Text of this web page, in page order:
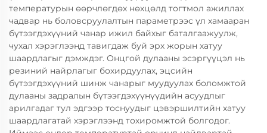
температурын өөрчлөгдөх нөхцөлд тогтмол ажиллах
чадвар нь боловсруулалтын параметрээс үл хамааран
бүтээгдэхүүний чанар ижил байхыг баталгаажуулж,
чухал хэрэглээнд тавигдаж буй эрх жорын хатуу
шаардлагыг дэмждэг. Онцгой дулааны эсэргүүцэл нь
резиний найрлагыг бохирдуулах, эцсийн
бүтээгдэхүүний шинж чанарыг муудуулах боломжтой
дулааны задралын бүтээгдэхүүнүүдийн асуудлыг
арилгадаг тул эдгээр тоснуудыг цэвэршилтийн хатуу
шаардлагатай хэрэглээнд тохиромжтой болгодог.